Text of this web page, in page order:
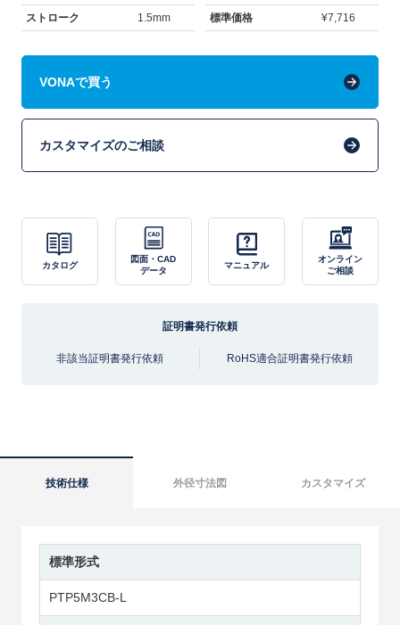
ストローク 1.5mm 標準価格 ¥7,716
VONAで買う
カスタマイズのご相談
カタログ
図面・CAD
データ
マニュアル
オンライン
ご相談
証明書発行依頼
非該当証明書発行依頼 RoHS適合証明書発行依頼
技術仕様 外径寸法図 カスタマイズ
標準形式
PTP5M3CB-L